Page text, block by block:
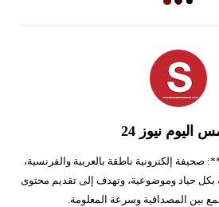
اليوم نيوز 24
إلكترونية ناطقة بالعربية والفرنسية،
بكل حياد وموضوعية، وتهدف إلى تقديم محتوى
بين المصداقية وسرعة المعلومة.